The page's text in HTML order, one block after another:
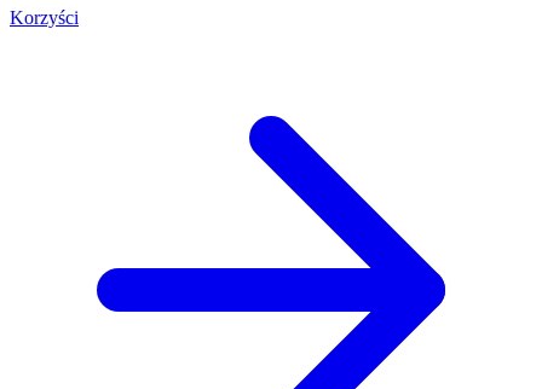
Korzyści